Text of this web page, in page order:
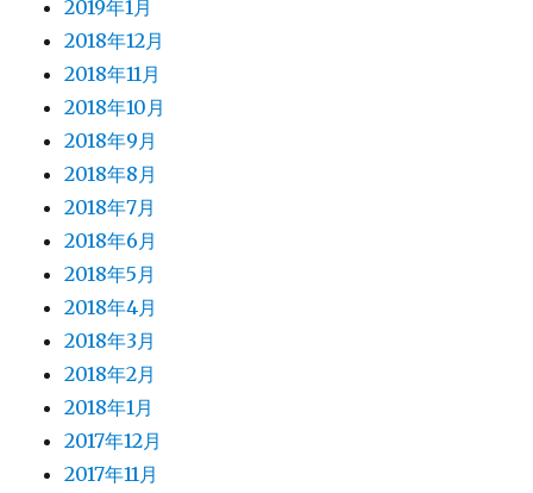
2019年1月
2018年12月
2018年11月
2018年10月
2018年9月
2018年8月
2018年7月
2018年6月
2018年5月
2018年4月
2018年3月
2018年2月
2018年1月
2017年12月
2017年11月